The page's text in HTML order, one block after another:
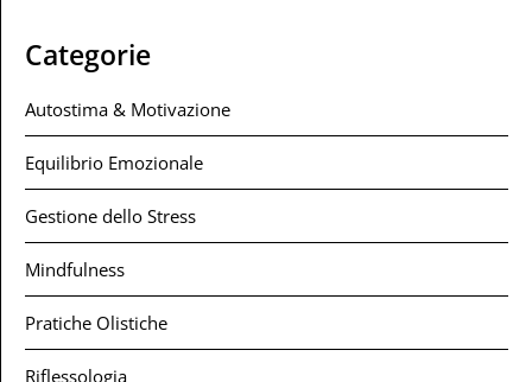
Categorie
Autostima & Motivazione
Equilibrio Emozionale
Gestione dello Stress
Mindfulness
Pratiche Olistiche
Riflessologia